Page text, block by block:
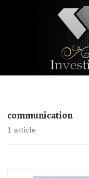
communication
1 article